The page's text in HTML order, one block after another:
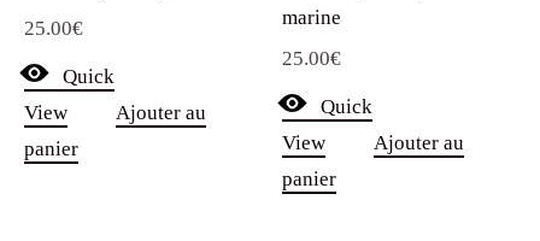
25.00€
Quick
View
Ajouter au
panier
marine
25.00€
Quick
View
Ajouter au
panier